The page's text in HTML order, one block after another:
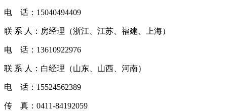
电 话：15040494409
联 系 人：房经理（浙江、江苏、福建、上海）
电 话：13610922976
联 系 人：白经理（山东、山西、河南）
电 话：15524562389
传 真：0411-84192059